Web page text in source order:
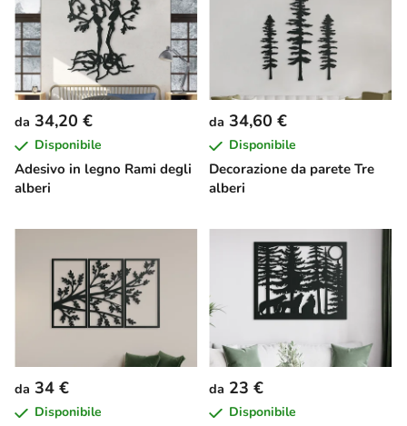
Adesivo in legno Rami degli
alberi
da 34,20 €
Disponibile
Decorazione da parete Tre
alberi
da 34,60 €
Disponibile
da 34 €
Disponibile
da 23 €
Disponibile